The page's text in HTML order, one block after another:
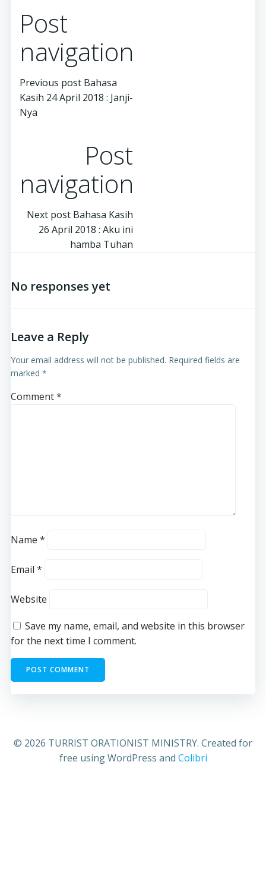
Post
navigation
Previous post Bahasa
Kasih 24 April 2018 : Janji-
Nya
Post
navigation
Next post Bahasa Kasih
26 April 2018 : Aku ini
hamba Tuhan
No responses yet
Leave a Reply
Your email address will not be published. Required fields are
marked *
Comment*
Name *
Email *
Website
Save my name, email, and website in this browser
for the next time I comment.
© 2026 TURRIST ORATIONIST MINISTRY. Created for
free using WordPress and Colibri